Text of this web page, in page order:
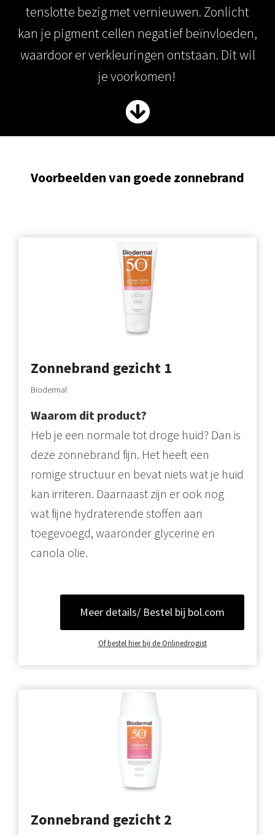
tenslotte bezig met vernieuwen. Zonlicht
kan je pigment cellen negatief beïnvloeden,
waardoor er verkleuringen ontstaan. Dit wil
je voorkomen!
Voorbeelden van goede zonnebrand
Zonnebrand gezicht 1
Biodermal
Waarom dit product?
Heb je een normale tot droge huid? Dan is
deze zonnebrand fijn. Het heeft een
romige structuur en bevat niets wat je huid
kan irriteren. Daarnaast zijn er ook nog
wat fijne hydraterende stoffen aan
toegevoegd, waaronder glycerine en
canola olie.
Meer details/ Bestel bij bol.com
Of bestel hier bij de Onlinedrogist
Zonnebrand gezicht 2